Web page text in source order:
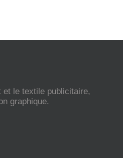
et le textile publicitaire,
graphique.